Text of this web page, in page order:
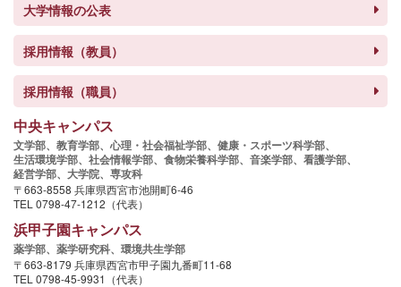
大学情報の公表
採用情報（教員）
採用情報（職員）
中央キャンパス
文学部、 教育学部、 心理・社会福祉学部、 健康・スポーツ科学部、
生活環境学部、 社会情報学部、 食物栄養科学部、 音楽学部、 看護学部、
経営学部、 大学院、 専攻科
〒663-8558 兵庫県西宮市池開町6-46
TEL 0798-47-1212（代表）
浜甲子園キャンパス
薬学部、 薬学研究科、 環境共生学部
〒663-8179 兵庫県西宮市甲子園九番町11-68
TEL 0798-45-9931（代表）